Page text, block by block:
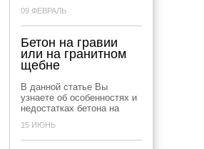
09 ФЕВРАЛЬ
Бетон на гравии
или на гранитном
щебне
В данной статье Вы
узнаете об особенностях и
недостатках бетона на
15 ИЮНЬ